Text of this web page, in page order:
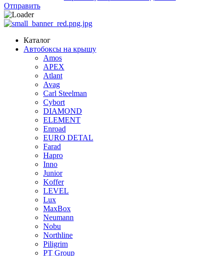
Отправить
Каталог
Автобоксы на крышу
Amos
APEX
Atlant
Avag
Carl Steelman
Cybort
DIAMOND
ELEMENT
Enroad
EURO DETAL
Farad
Hapro
Inno
Junior
Koffer
LEVEL
Lux
MaxBox
Neumann
Nobu
Northline
Piligrim
PT Group